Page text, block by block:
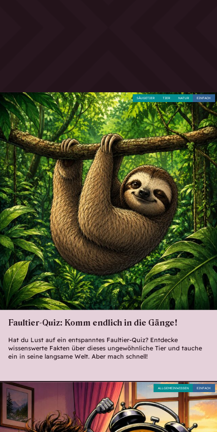
Faultier-Quiz: Komm endlich in die Gänge!
Hat du Lust auf ein entspanntes Faultier-Quiz? Entdecke
wissenswerte Fakten über dieses ungewöhnliche Tier und tauche
ein in seine langsame Welt. Aber mach schnell!
EINFACH
NATUR
TIER
SÄUGETIER
EINFACH
ALLGEMEINWISSEN